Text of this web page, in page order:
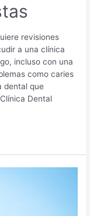
revisiones
a una clínica
incluso con una
como caries
dental que
Dental